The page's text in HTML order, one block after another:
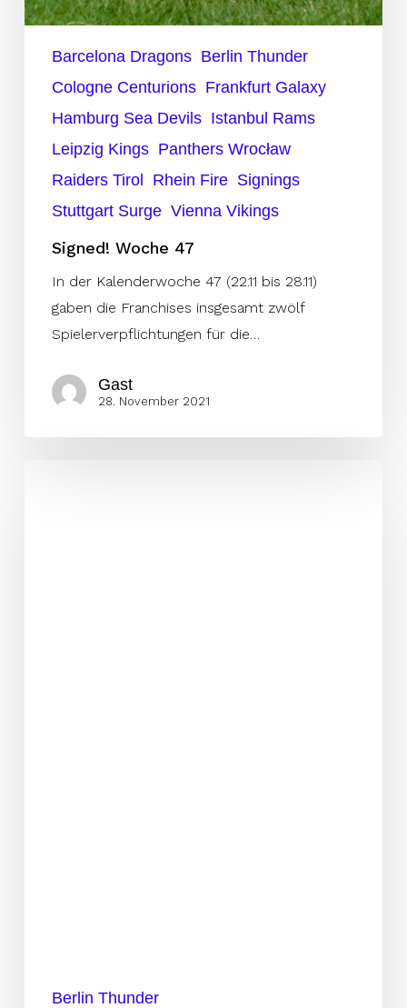
Barcelona Dragons Berlin Thunder
Cologne Centurions Frankfurt Galaxy
Hamburg Sea Devils Istanbul Rams
Leipzig Kings Panthers Wrocław
Raiders Tirol Rhein Fire Signings
Stuttgart Surge Vienna Vikings
Signed! Woche 47
In der Kalenderwoche 47 (22.11 bis 28.11)
gaben die Franchises insgesamt zwölf
Spielerverpflichtungen für die…
Gast
28. November 2021
Berlin Thunder